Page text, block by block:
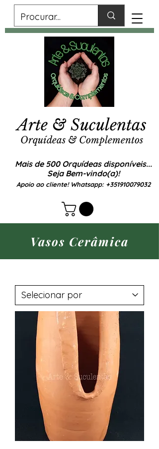
Mais de 500 Orquídeas disponíveis...
Seja Bem-vindo(a)!
Apoio ao cliente! Whatsapp: +351910079032
Arte & Suculentas
Orquídeas & Complementos
Vasos Cerâmica